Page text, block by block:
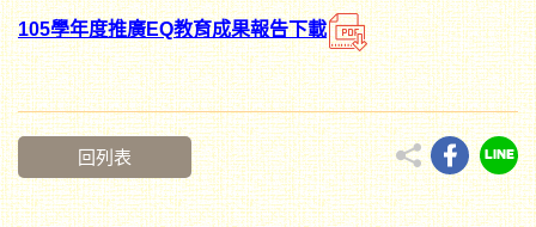
105學年度推廣EQ教育成果報告下載
回列表